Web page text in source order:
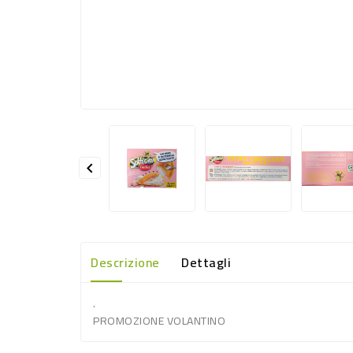

Descrizione Dettagli
.
PROMOZIONE VOLANTINO